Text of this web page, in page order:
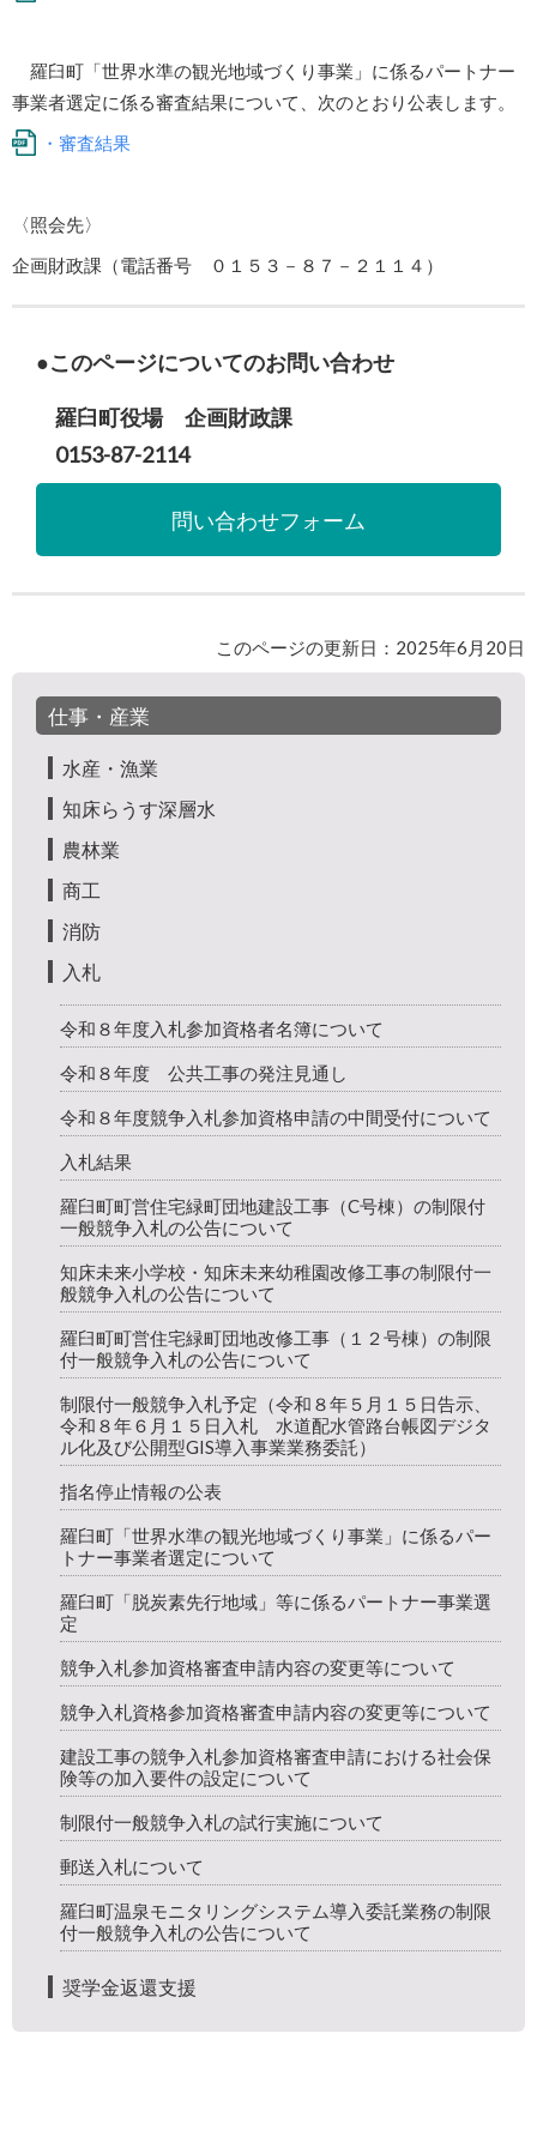
仕事・産業
水産・漁業
知床らうす深層水
農林業
商工
消防
入札
令和８年度入札参加資格者名簿について
令和８年度 公共工事の発注見通し
令和８年度競争入札参加資格申請の中間受付について
入札結果
羅臼町町営住宅緑町団地建設工事（C号棟）の制限付
一般競争入札の公告について
知床未来小学校・知床未来幼稚園改修工事の制限付一
般競争入札の公告について
羅臼町町営住宅緑町団地改修工事（１２号棟）の制限
付一般競争入札の公告について
制限付一般競争入札予定（令和８年５月１５日告示、
令和８年６月１５日入札 水道配水管路台帳図デジタ
ル化及び公開型GIS導入事業業務委託）
指名停止情報の公表
羅臼町「世界水準の観光地域づくり事業」に係るパー
トナー事業者選定について
羅臼町「脱炭素先行地域」等に係るパートナー事業選
定
競争入札参加資格審査申請内容の変更等について
競争入札資格参加資格審査申請内容の変更等について
建設工事の競争入札参加資格審査申請における社会保
険等の加入要件の設定について
制限付一般競争入札の試行実施について
郵送入札について
羅臼町温泉モニタリングシステム導入委託業務の制限
付一般競争入札の公告について
奨学金返還支援
羅臼町「世界水準の観光地域づくり事業」に係るパートナー
事業者選定に係る審査結果について、次のとおり公表します。
・審査結果
〈照会先〉
企画財政課（電話番号 ０１５３－８７－２１１４）
このページについてのお問い合わせ
羅臼町役場 企画財政課
0153-87-2114
問い合わせフォーム
このページの更新日：2025年6月20日